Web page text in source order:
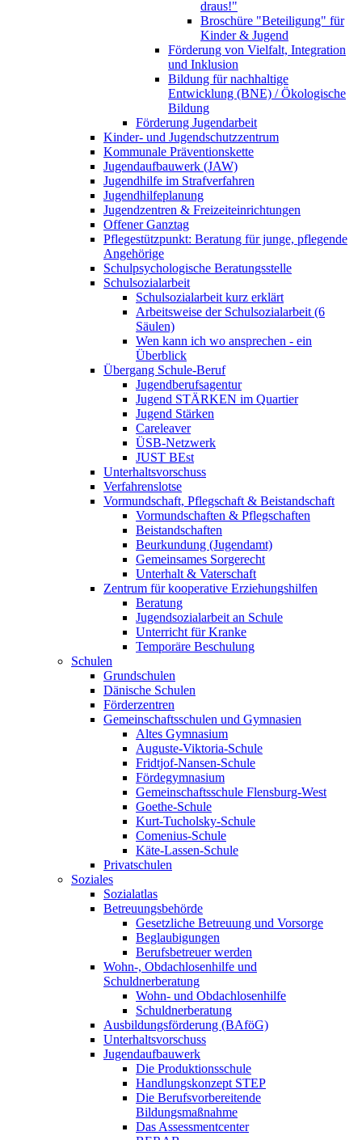
draus!"
Broschüre "Beteiligung" für
Kinder & Jugend
Förderung von Vielfalt, Integration
und Inklusion
Bildung für nachhaltige
Entwicklung (BNE) / Ökologische
Bildung
Förderung Jugendarbeit
Kinder- und Jugendschutzzentrum
Kommunale Präventionskette
Jugendaufbauwerk (JAW)
Jugendhilfe im Strafverfahren
Jugendhilfeplanung
Jugendzentren & Freizeiteinrichtungen
Offener Ganztag
Pflegestützpunkt: Beratung für junge, pflegende
Angehörige
Schulpsychologische Beratungsstelle
Schulsozialarbeit
Schulsozialarbeit kurz erklärt
Arbeitsweise der Schulsozialarbeit (6
Säulen)
Wen kann ich wo ansprechen - ein
Überblick
Übergang Schule-Beruf
Jugendberufsagentur
Jugend STÄRKEN im Quartier
Jugend Stärken
Careleaver
ÜSB-Netzwerk
JUST BEst
Unterhaltsvorschuss
Verfahrenslotse
Vormundschaft, Pflegschaft & Beistandschaft
Vormundschaften & Pflegschaften
Beistandschaften
Beurkundung (Jugendamt)
Gemeinsames Sorgerecht
Unterhalt & Vaterschaft
Zentrum für kooperative Erziehungshilfen
Beratung
Jugendsozialarbeit an Schule
Unterricht für Kranke
Temporäre Beschulung
Schulen
Grundschulen
Dänische Schulen
Förderzentren
Gemeinschaftsschulen und Gymnasien
Altes Gymnasium
Auguste-Viktoria-Schule
Fridtjof-Nansen-Schule
Fördegymnasium
Gemeinschaftsschule Flensburg-West
Goethe-Schule
Kurt-Tucholsky-Schule
Comenius-Schule
Käte-Lassen-Schule
Privatschulen
Soziales
Sozialatlas
Betreuungsbehörde
Gesetzliche Betreuung und Vorsorge
Beglaubigungen
Berufsbetreuer werden
Wohn-, Obdachlosenhilfe und
Schuldnerberatung
Wohn- und Obdachlosenhilfe
Schuldnerberatung
Ausbildungsförderung (BAföG)
Unterhaltsvorschuss
Jugendaufbauwerk
Die Produktionsschule
Handlungskonzept STEP
Die Berufsvorbereitende
Bildungsmaßnahme
Das Assessmentcenter